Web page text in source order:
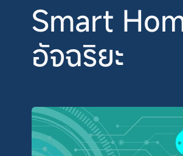
Smart
อัจฉริยะ